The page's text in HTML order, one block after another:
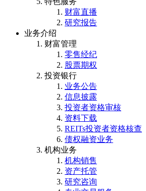
财富直播
研究报告
业务介绍
财富管理
零售经纪
股票期权
投资银行
业务公告
信息披露
投资者资格审核
资料下载
REITs投资者资格核查
债权融资业务
机构业务
机构销售
资产托管
研究咨询